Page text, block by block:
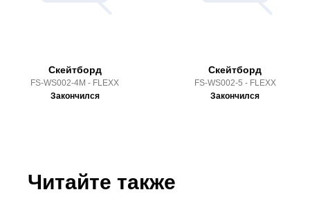
Скейтборд
FS-WS002-4M - FLEXX
Закончился
Скейтборд
FS-WS002-5 - FLEXX
Закончился
Читайте также